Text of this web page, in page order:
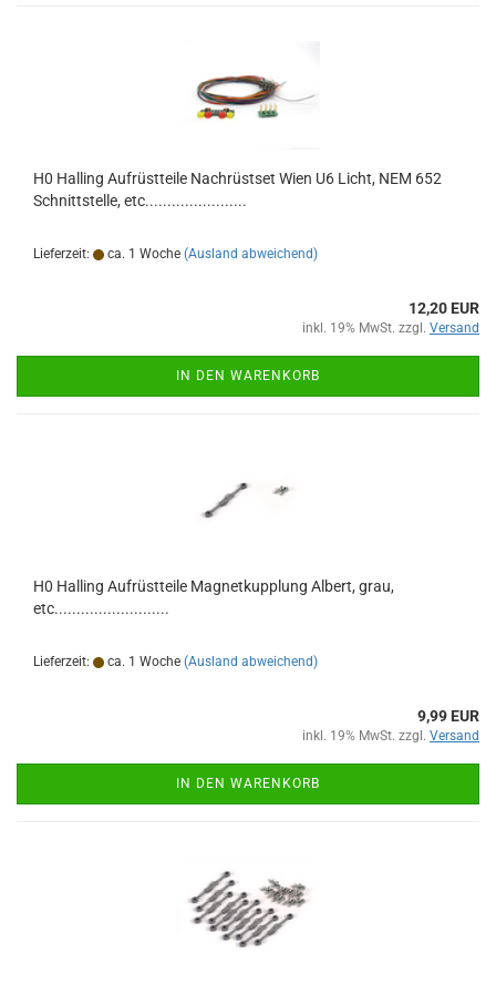
H0 Halling Aufrüstteile Nachrüstset Wien U6 Licht, NEM 652
Schnittstelle, etc.......................
Lieferzeit: ca. 1 Woche (Ausland abweichend)
12,20 EUR
inkl. 19% MwSt. zzgl. Versand
IN DEN WARENKORB
H0 Halling Aufrüstteile Magnetkupplung Albert, grau,
etc..........................
Lieferzeit: ca. 1 Woche (Ausland abweichend)
9,99 EUR
inkl. 19% MwSt. zzgl. Versand
IN DEN WARENKORB